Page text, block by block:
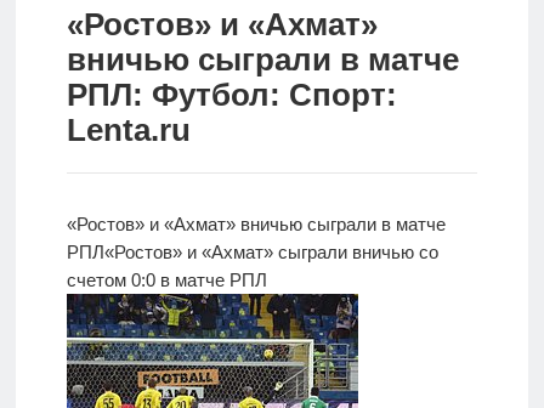
Документы
Контакты
Новости
Родителям
нас
Версия для
слабовидящих
«Ростов» и «Ахмат»
вничью сыграли в матче
РПЛ: Футбол: Спорт:
Lenta.ru
«Ростов» и «Ахмат» вничью сыграли в матче
РПЛ«Ростов» и «Ахмат» сыграли вничью со
счетом 0:0 в матче РПЛ